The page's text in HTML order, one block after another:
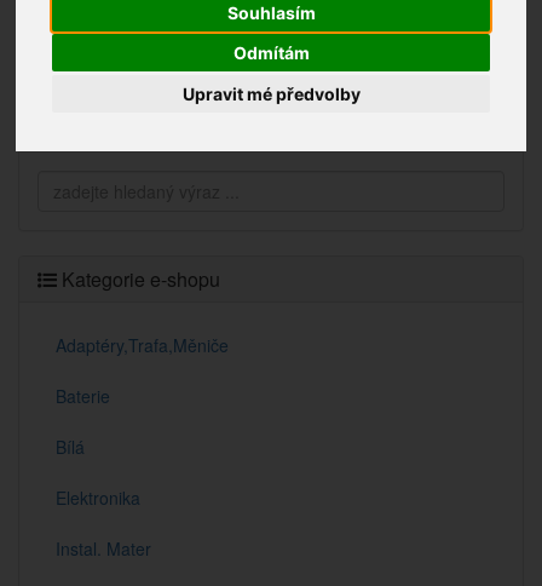
Souhlasím
Odmítám
Upravit mé předvolby
Akce
Kategorie e-shopu
Adaptéry,Trafa,Měniče
Baterie
Bílá
Elektronika
Instal. Mater